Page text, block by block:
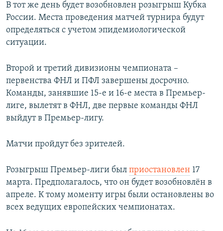
В тот же день будет возобновлен розыгрыш Кубка
России. Места проведения матчей турнира будут
определяться с учетом эпидемиологической
ситуации.
Второй и третий дивизионы чемпионата –
первенства ФНЛ и ПФЛ завершены досрочно.
Команды, занявшие 15-е и 16-е места в Премьер-
лиге, вылетят в ФНЛ, две первые команды ФНЛ
выйдут в Премьер-лигу.
Матчи пройдут без зрителей.
Розыгрыш Премьер-лиги был приостановлен 17
марта. Предполагалось, что он будет возобновлён в
апреле. К тому моменту игры были остановлены во
всех ведущих европейских чемпионатах.